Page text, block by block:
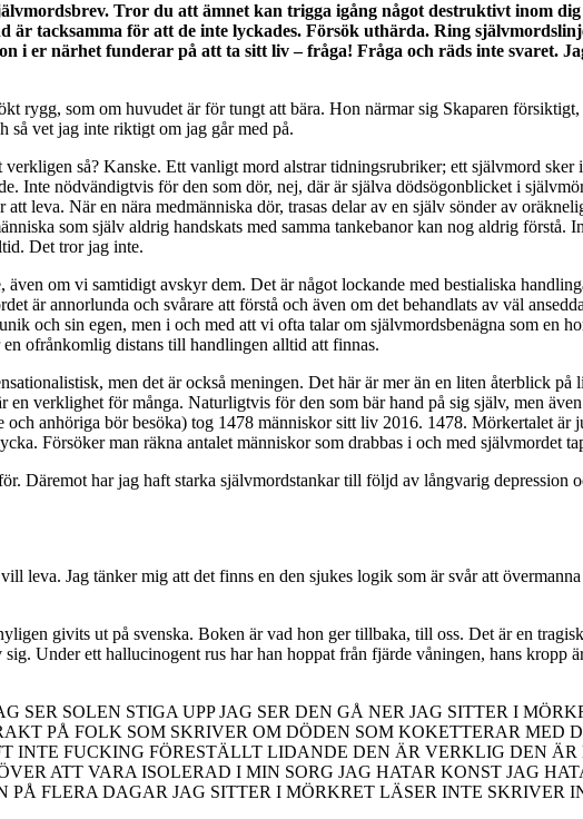
Tror du att ämnet kan trigga igång något destruktivt inom
är tacksamma för att de inte lyckades. Försök uthärda. Ring
i er närhet funderar på att ta sitt liv – fråga! Fråga och räds inte svaret.
rygg, som om huvudet är för tungt att bära. Hon närmar sig Skaparen
så vet jag inte riktigt om jag går med på.
så? Kanske. Ett vanligt mord alstrar tidningsrubriker; ett självmord sker
Inte nödvändigtvis för den som dör, nej, där är själva dödsögonblicket i
leva. När en nära medmänniska dör, trasas delar av en själv sönder av
som själv aldrig handskats med samma tankebanor kan nog aldrig
Det tror jag inte.
om vi samtidigt avskyr dem. Det är något lockande med bestialiska
är annorlunda och svårare att förstå och även om det behandlats av väl
och sin egen, men i och med att vi ofta talar om självmordsbenägna som en
ofrånkomlig distans till handlingen alltid att finnas.
men det är också meningen. Det här är mer än en liten återblick
verklighet för många. Naturligtvis för den som bär hand på sig själv, men
anhöriga bör besöka) tog 1478 människor sitt liv 2016. 1478. Mörkertalet är
Försöker man räkna antalet människor som drabbas i och med självmordet
Däremot har jag haft starka självmordstankar till följd av långvarig depression
leva. Jag tänker mig att det finns en den sjukes logik som är svår att
givits ut på svenska. Boken är vad hon ger tillbaka, till oss. Det är en
Under ett hallucinogent rus har han hoppat från fjärde våningen, hans kropp
SOLEN STIGA UPP JAG SER DEN GÅ NER JAG SITTER I
PÅ FOLK SOM SKRIVER OM DÖDEN SOM KOKETTERAR MED
INTE FUCKING FÖRESTÄLLT LIDANDE DEN ÄR VERKLIG DEN
ATT VARA ISOLERAD I MIN SORG JAG HATAR KONST JAG
FLERA DAGAR JAG SITTER I MÖRKRET LÄSER INTE SKRIVER